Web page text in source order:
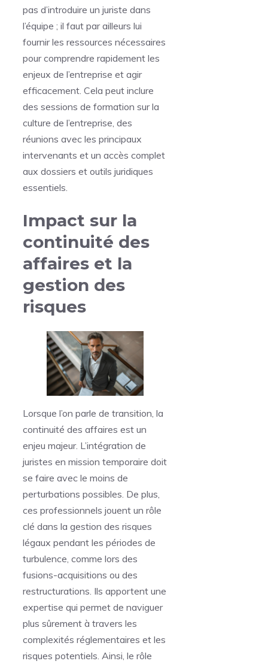
pas d’introduire un juriste dans
l’équipe ; il faut par ailleurs lui
fournir les ressources nécessaires
pour comprendre rapidement les
enjeux de l’entreprise et agir
efficacement. Cela peut inclure
des sessions de formation sur la
culture de l’entreprise, des
réunions avec les principaux
intervenants et un accès complet
aux dossiers et outils juridiques
essentiels.
Impact sur la
continuité des
affaires et la
gestion des
risques
Lorsque l’on parle de transition, la
continuité des affaires est un
enjeu majeur. L’intégration de
juristes en mission temporaire doit
se faire avec le moins de
perturbations possibles. De plus,
ces professionnels jouent un rôle
clé dans la gestion des risques
légaux pendant les périodes de
turbulence, comme lors des
fusions-acquisitions ou des
restructurations. Ils apportent une
expertise qui permet de naviguer
plus sûrement à travers les
complexités réglementaires et les
risques potentiels. Ainsi, le rôle